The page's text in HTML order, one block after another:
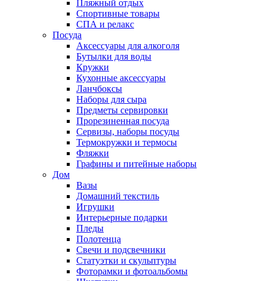
Пляжный отдых
Спортивные товары
СПА и релакс
Посуда
Аксессуары для алкоголя
Бутылки для воды
Кружки
Кухонные аксессуары
Ланчбоксы
Наборы для сыра
Предметы сервировки
Прорезиненная посуда
Сервизы, наборы посуды
Термокружки и термосы
Фляжки
Графины и питейные наборы
Дом
Вазы
Домашний текстиль
Игрушки
Интерьерные подарки
Пледы
Полотенца
Свечи и подсвечники
Статуэтки и скульптуры
Фоторамки и фотоальбомы